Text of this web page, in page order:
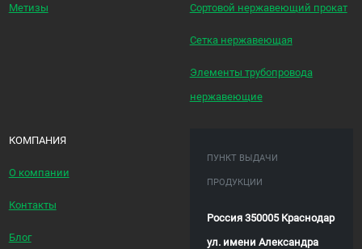
Метизы Сортовой нержавеющий прокат
Сетка нержавеющая
Элементы трубопровода
нержавеющие
КОМПАНИЯ
О компании
Контакты
Блог
ПУНКТ ВЫДАЧИ
ПРОДУКЦИИ
Россия 350005 Краснодар
ул. имени Александра